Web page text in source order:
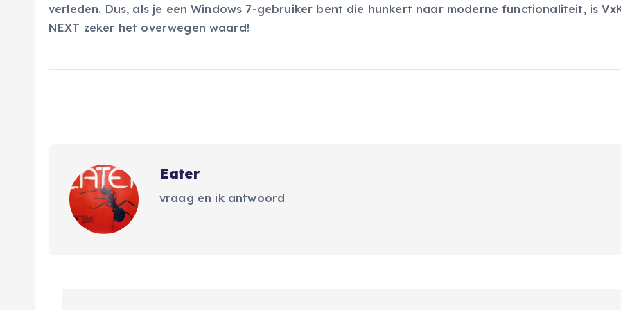
verleden. Dus, als je een Windows 7-gebruiker bent die hunkert naar moderne functionaliteit, is
NEXT zeker het overwegen waard!
Eater
vraag en ik antwoord